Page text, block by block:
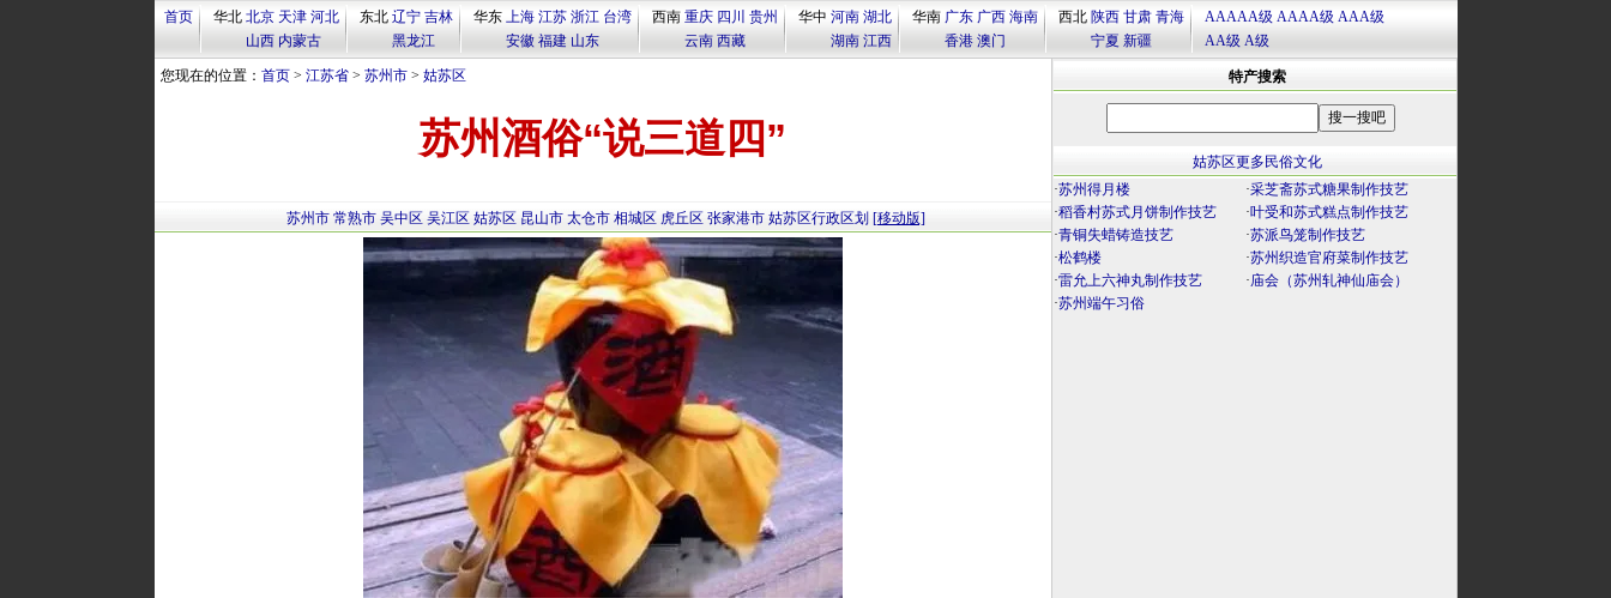
首页 华北 北京 天津 河北
山西 内蒙古
东北 辽宁 吉林
黑龙江
华东 上海 江苏 浙江 台湾
安徽 福建 山东
西南 重庆 四川 贵州
云南 西藏
华中 河南 湖北
湖南 江西
华南 广东 广西 海南
香港 澳门
西北 陕西 甘肃 青海
宁夏 新疆
AAAAA级 AAAA级 AAA级
AA级 A级
您现在的位置： 首页> 江苏省> 苏州市> 姑苏区
苏州酒俗“说三道四”
苏州市 常熟市 吴中区 吴江区 姑苏区 昆山市 太仓市 相城区 虎丘区 张家港市 姑苏区行政区划 [移动版]
特产搜索
姑苏区更多民俗文化
·苏州得月楼 ·采芝斋苏式糖果制作技艺
·稻香村苏式月饼制作技艺 ·叶受和苏式糕点制作技艺
·青铜失蜡铸造技艺 ·苏派鸟笼制作技艺
·松鹤楼 ·苏州织造官府菜制作技艺
·雷允上六神丸制作技艺 ·庙会（苏州轧神仙庙会）
·苏州端午习俗